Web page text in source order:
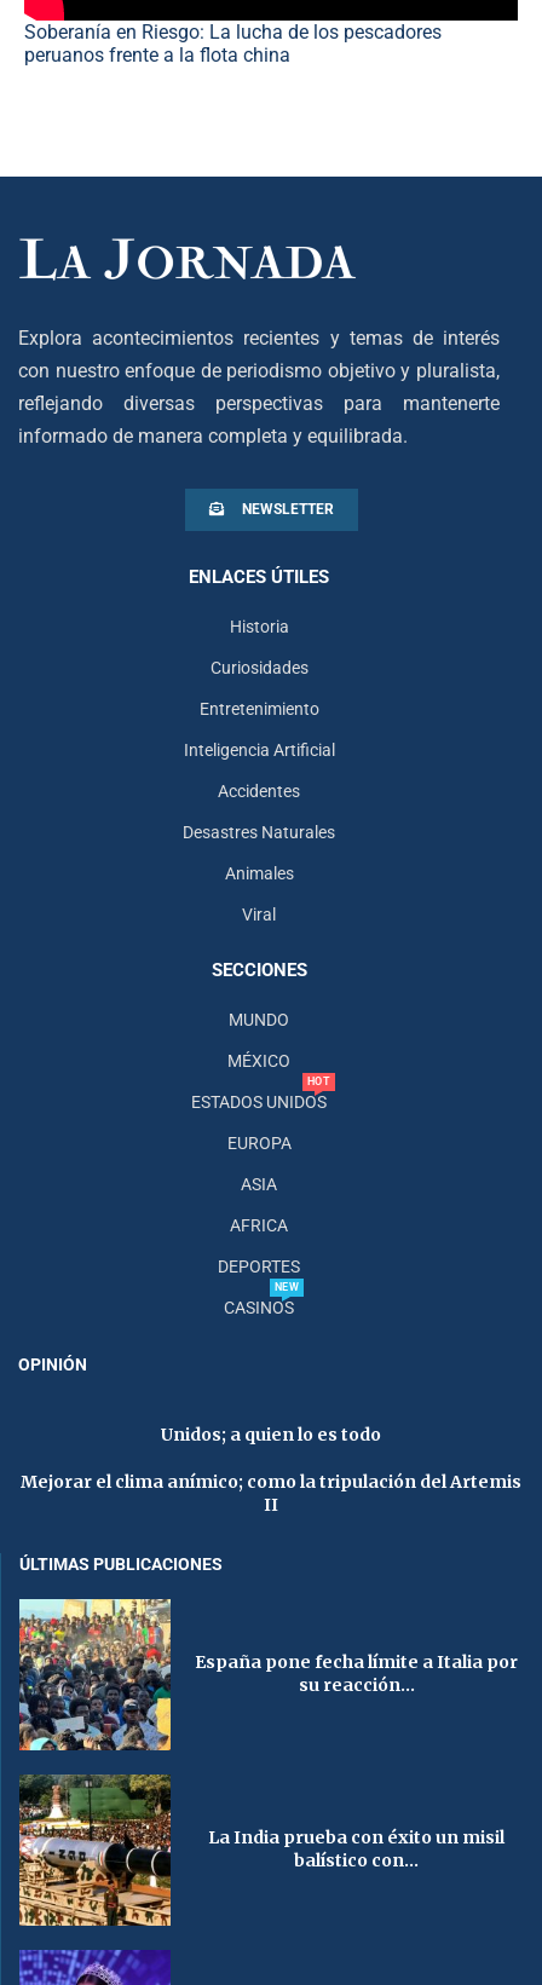
Soberanía en Riesgo: La lucha de los pescadores
peruanos frente a la flota china
Explora acontecimientos recientes y temas de interés
con nuestro enfoque de periodismo objetivo y pluralista,
reflejando diversas perspectivas para mantenerte
informado de manera completa y equilibrada.
NEWSLETTER
ENLACES ÚTILES
Historia
Curiosidades
Entretenimiento
Inteligencia Artificial
Accidentes
Desastres Naturales
Animales
Viral
SECCIONES
MUNDO
MÉXICO
ESTADOS UNIDOS
HOT
EUROPA
ASIA
AFRICA
DEPORTES
CASINOS
NEW
OPINIÓN
Unidos; a quien lo es todo
Mejorar el clima anímico; como la tripulación del Artemis
II
ÚLTIMAS PUBLICACIONES
España pone fecha límite a Italia por
su reacción...
La India prueba con éxito un misil
balístico con...